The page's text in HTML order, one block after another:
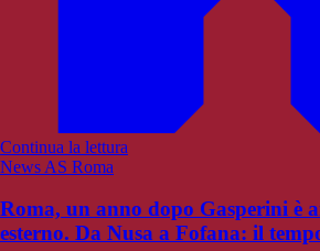
Continua la lettura
News AS Roma
Roma, un anno dopo Gasperini è
esterno. Da Nusa a Fofana: il